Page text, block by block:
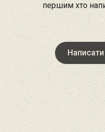
першим хто